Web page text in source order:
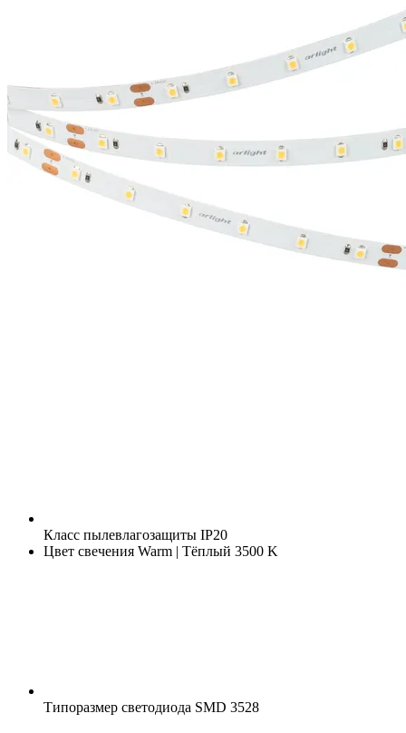
Класс пылевлагозащиты IP20
Цвет свечения Warm | Тёплый 3500 K
Типоразмер светодиода SMD 3528